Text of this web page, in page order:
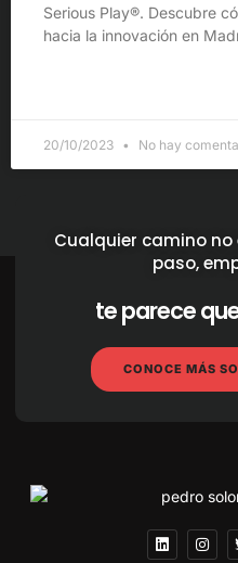
Serious Play®. Descubre
hacia la innovación en
20/10/2023 No hay
Cualquier camino no
paso,
te parece
CONOCE MÁS